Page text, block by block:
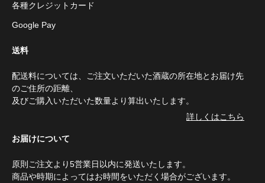
各種クレジットカード
Google Pay
送料
配送料については、ご注文いただいた酒蔵の所在地とお届け先
のご住所の距離、
及びご購入いただいた数量より算出いたします。
詳しくはこちら
お届けについて
原則ご注文より5営業日以内に発送いたします。
商品や時期によってはお時間をいただく場合がございます。